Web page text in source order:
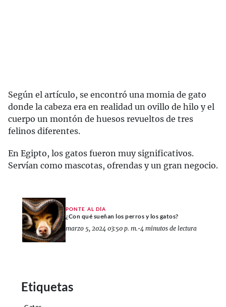
Según el artículo, se encontró una momia de gato
donde la cabeza era en realidad un ovillo de hilo y el
cuerpo un montón de huesos revueltos de tres
felinos diferentes.
En Egipto, los gatos fueron muy significativos.
Servían como mascotas, ofrendas y un gran negocio.
PONTE AL DÍA
¿Con qué sueñan los perros y los gatos?
marzo 5, 2024 03:50 p. m.•4 minutos de lectura
Etiquetas